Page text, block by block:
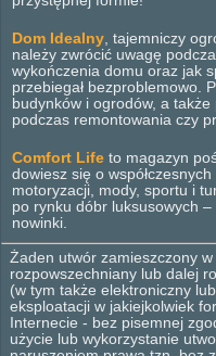
Dom Idealny , tajemniczy
należy zwrócić uwagę
wykończenia domu oraz jak
przebiegał bezproblemowo.
budynków i ogrodów, a
podczas remontowania czy
Comfort Life to magazyn
dowiesz się o
motoryzacji, mody, sportu i
po rynku dóbr luksusowych
nowinki.
Żaden utwór zamieszczony
rozpowszechniany lub dalej
(w tym także elektroniczny
eksploatacji w jakiejkolwiek
Internecie - bez pisemnej
użycie lub wykorzystanie